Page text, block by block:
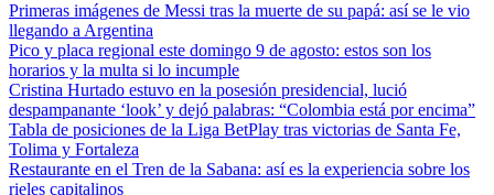
Primeras imágenes de Messi tras la muerte de su papá: así se le vio
llegando a Argentina
Pico y placa regional este domingo 9 de agosto: estos son los
horarios y la multa si lo incumple
Cristina Hurtado estuvo en la posesión presidencial, lució
despampanante ‘look’ y dejó palabras: “Colombia está por encima”
Tabla de posiciones de la Liga BetPlay tras victorias de Santa Fe,
Tolima y Fortaleza
Restaurante en el Tren de la Sabana: así es la experiencia sobre los
rieles capitalinos